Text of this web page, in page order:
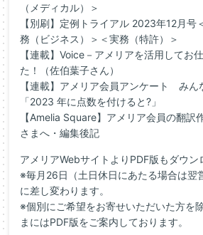
（メディカル）＞
【別刷】定例トライアル 2023年12月号
務（ビジネス）＞＜実務（特許）＞
【連載】Voice－アメリアを活用してお
た！（佐伯葉子さん）
【連載】アメリア会員アンケート みん
「2023 年に点数を付けると?」
【Amelia Square】アメリア会員の翻訳
さまへ・編集後記
アメリアWebサイトよりPDF版もダウン
※毎月26日（土日休日にあたる場合は翌
に差し変わります。
※個別にご希望をお寄せいただいた方を除
まにはPDF版をご案内しております。